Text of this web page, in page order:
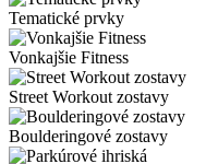
Tematické prvky
Vonkajšie Fitness
Street Workout zostavy
Boulderingové zostavy